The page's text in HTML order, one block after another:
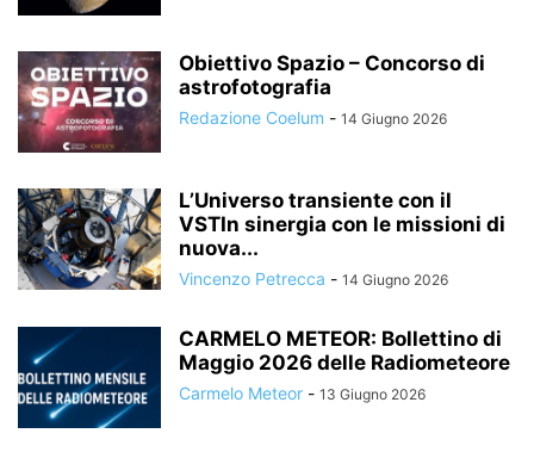
Obiettivo Spazio – Concorso di
astrofotografia
Redazione Coelum - 14 Giugno 2026
L’Universo transiente con il
VSTIn sinergia con le missioni di
nuova...
Vincenzo Petrecca - 14 Giugno 2026
CARMELO METEOR: Bollettino di
Maggio 2026 delle Radiometeore
Carmelo Meteor - 13 Giugno 2026